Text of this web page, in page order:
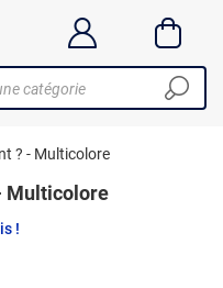
? - Multicolore
Multicolore
!